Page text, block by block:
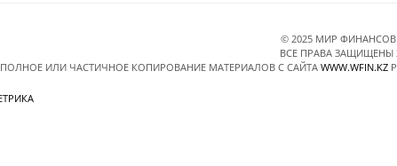
© 2025 МИР ФИНАНСОВ
ВСЕ ПРАВА
ПОЛНОЕ ИЛИ ЧАСТИЧНОЕ КОПИРОВАНИЕ МАТЕРИАЛОВ C САЙТА WWW.WFIN.KZ